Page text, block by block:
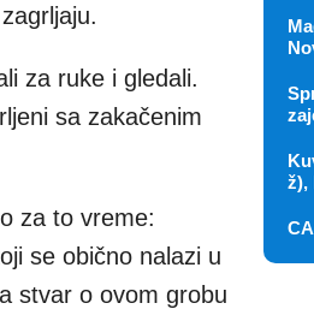
za ruke i gledali.
sa zakačenim
za to vreme:
se obično nalazi u
stvar o ovom grobu
ž),